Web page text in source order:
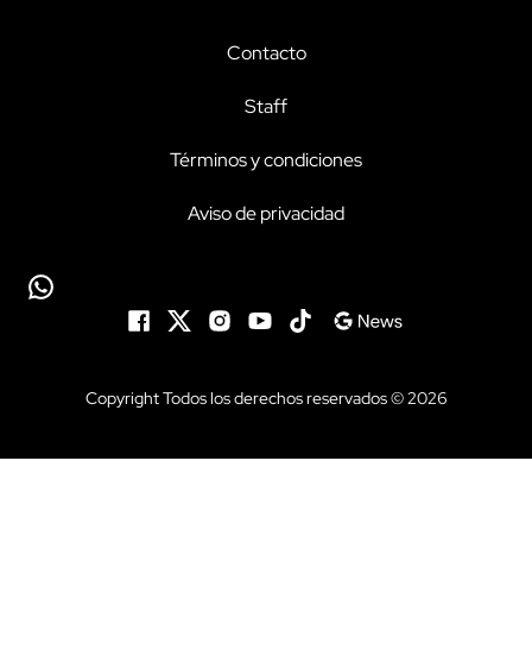
Contacto
Staff
Términos y condiciones
Aviso de privacidad
Copyright Todos los derechos reservados © 2026